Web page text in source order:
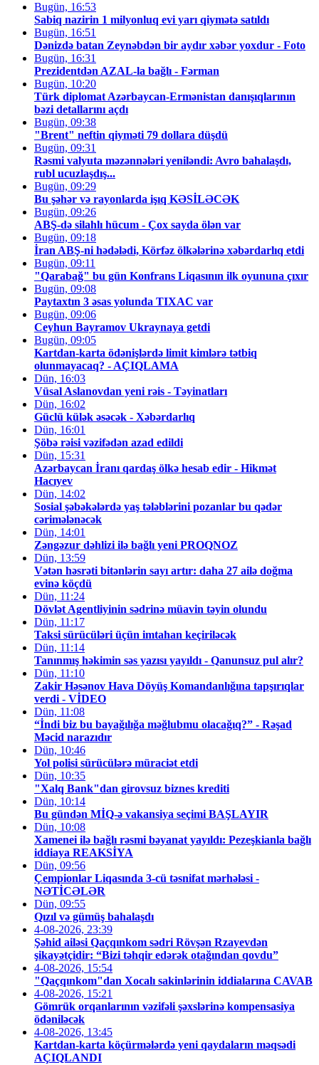
Bugün, 16:53
Sabiq nazirin 1 milyonluq evi yarı qiymətə satıldı
Bugün, 16:51
Dənizdə batan Zeynəbdən bir aydır xəbər yoxdur - Foto
Bugün, 16:31
Prezidentdən AZAL-la bağlı - Fərman
Bugün, 10:20
Türk diplomat Azərbaycan-Ermənistan danışıqlarının
bəzi detallarını açdı
Bugün, 09:38
"Brent" neftin qiyməti 79 dollara düşdü
Bugün, 09:31
Rəsmi valyuta məzənnələri yeniləndi: Avro bahalaşdı,
rubl ucuzlaşdış...
Bugün, 09:29
Bu şəhər və rayonlarda işıq KƏSİLƏCƏK
Bugün, 09:26
ABŞ-də silahlı hücum - Çox sayda ölən var
Bugün, 09:18
İran ABŞ-ni hədələdi, Körfəz ölkələrinə xəbərdarlıq etdi
Bugün, 09:11
"Qarabağ" bu gün Konfrans Liqasının ilk oyununa çıxır
Bugün, 09:08
Paytaxtın 3 əsas yolunda TIXAC var
Bugün, 09:06
Ceyhun Bayramov Ukraynaya getdi
Bugün, 09:05
Kartdan-karta ödənişlərdə limit kimlərə tətbiq
olunmayacaq? - AÇIQLAMA
Dün, 16:03
Vüsal Aslanovdan yeni rəis - Təyinatları
Dün, 16:02
Güclü külək əsəcək - Xəbərdarlıq
Dün, 16:01
Şöbə rəisi vəzifədən azad edildi
Dün, 15:31
Azərbaycan İranı qardaş ölkə hesab edir - Hikmət
Hacıyev
Dün, 14:02
Sosial şəbəkələrdə yaş tələblərini pozanlar bu qədər
cərimələnəcək
Dün, 14:01
Zəngəzur dəhlizi ilə bağlı yeni PROQNOZ
Dün, 13:59
Vətən həsrəti bitənlərin sayı artır: daha 27 ailə doğma
evinə köçdü
Dün, 11:24
Dövlət Agentliyinin sədrinə müavin təyin olundu
Dün, 11:17
Taksi sürücüləri üçün imtahan keçiriləcək
Dün, 11:14
Tanınmış həkimin səs yazısı yayıldı - Qanunsuz pul alır?
Dün, 11:10
Zakir Həsənov Hava Döyüş Komandanlığına tapşırıqlar
verdi - VİDEO
Dün, 11:08
“İndi biz bu bayağılığa məğlubmu olacağıq?” - Rəşad
Məcid narazıdır
Dün, 10:46
Yol polisi sürücülərə müraciət etdi
Dün, 10:35
"Xalq Bank"dan girovsuz biznes krediti
Dün, 10:14
Bu gündən MİQ-ə vakansiya seçimi BAŞLAYIR
Dün, 10:08
Xamenei ilə bağlı rəsmi bəyanat yayıldı: Pezeşkianla bağlı
iddiaya REAKSİYA
Dün, 09:56
Çempionlar Liqasında 3-cü təsnifat mərhələsi -
NƏTİCƏLƏR
Dün, 09:55
Qızıl və gümüş bahalaşdı
4-08-2026, 23:39
Şəhid ailəsi Qaçqınkom sədri Rövşən Rzayevdən
şikayətçidir: “Bizi təhqir edərək otağından qovdu”
4-08-2026, 15:54
"Qaçqınkom"dan Xocalı sakinlərinin iddialarına CAVAB
4-08-2026, 15:21
Gömrük orqanlarının vəzifəli şəxslərinə kompensasiya
ödəniləcək
4-08-2026, 13:45
Kartdan-karta köçürmələrdə yeni qaydaların məqsədi
AÇIQLANDI